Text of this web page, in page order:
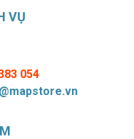
VỤ
054